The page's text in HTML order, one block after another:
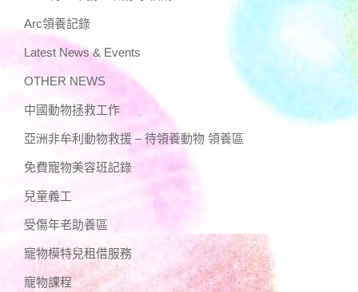
Arc領養記錄
Latest News & Events
OTHER NEWS
中國動物拯救工作
亞洲非牟利動物救援 – 待領養動物 領養區
免費寵物美容班記錄
兒童義工
受傷年老助養區
寵物模特兒租借服務
寵物課程